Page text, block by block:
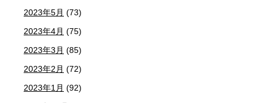
2023年5月 (73)
2023年4月 (75)
2023年3月 (85)
2023年2月 (72)
2023年1月 (92)